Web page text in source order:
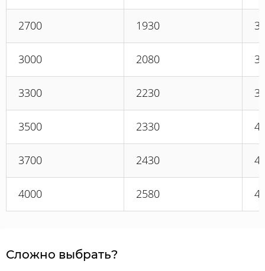
2700 1930
3000 2080
3300 2230
3500 2330
3700 2430
4000 2580
Сложно выбрать?